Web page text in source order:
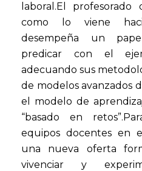
laboral.El
como lo viene
desempeña un
predicar con el
adecuando sus
de modelos avanzados
el modelo de
“basado en
equipos docentes en
una nueva oferta
vivenciar y